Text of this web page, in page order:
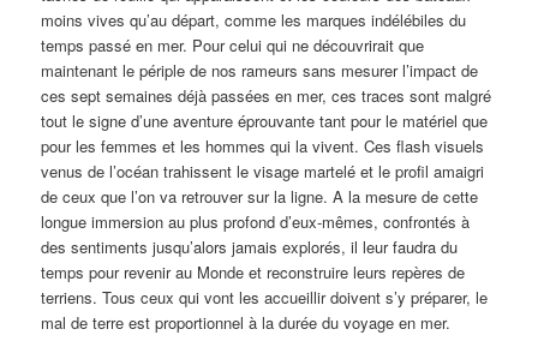
moins vives qu’au départ, comme les marques indélébiles du
temps passé en mer. Pour celui qui ne découvrirait que
maintenant le périple de nos rameurs sans mesurer l’impact de
ces sept semaines déjà passées en mer, ces traces sont malgré
tout le signe d’une aventure éprouvante tant pour le matériel que
pour les femmes et les hommes qui la vivent. Ces flash visuels
venus de l’océan trahissent le visage martelé et le profil amaigri
de ceux que l’on va retrouver sur la ligne. A la mesure de cette
longue immersion au plus profond d’eux-mêmes, confrontés à
des sentiments jusqu’alors jamais explorés, il leur faudra du
temps pour revenir au Monde et reconstruire leurs repères de
terriens. Tous ceux qui vont les accueillir doivent s’y préparer, le
mal de terre est proportionnel à la durée du voyage en mer.